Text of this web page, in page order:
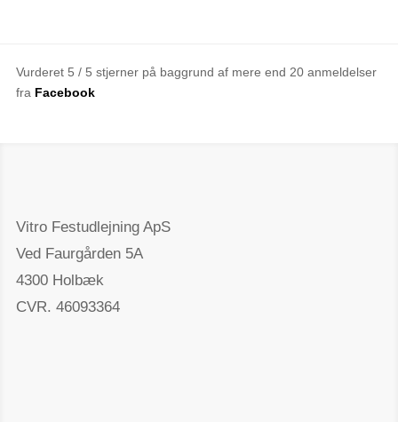
Vurderet 5 / 5 stjerner på baggrund af mere end 20 anmeldelser
fra Facebook
Vitro Festudlejning ApS
Ved Faurgården 5A
4300 Holbæk
CVR. 46093364